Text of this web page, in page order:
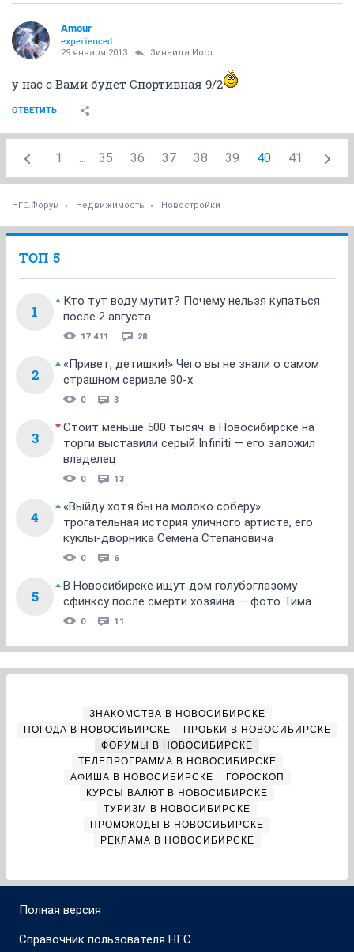
Аmоur
experienced
29 января 2013 Зинаида Иост
у нас с Вами будет Спортивная 9/2
ОТВЕТИТЬ
1 ... 35 36 37 38 39 40 41
НГС.Форум Недвижимость Новостройки
ТОП 5
1
Кто тут воду мутит? Почему нельзя купаться
после 2 августа
17 411 28
2
«Привет, детишки!» Чего вы не знали о самом
страшном сериале 90-х
0 3
3
Стоит меньше 500 тысяч: в Новосибирске на
торги выставили серый Infiniti — его заложил
владелец
0 13
4
«Выйду хотя бы на молоко соберу»:
трогательная история уличного артиста, его
куклы-дворника Семена Степановича
0 6
5
В Новосибирске ищут дом голубоглазому
сфинксу после смерти хозяина — фото Тима
0 11
ЗНАКОМСТВА В НОВОСИБИРСКЕ
ПОГОДА В НОВОСИБИРСКЕ
ПРОБКИ В НОВОСИБИРСКЕ
ФОРУМЫ В НОВОСИБИРСКЕ
ТЕЛЕПРОГРАММА В НОВОСИБИРСКЕ
АФИША В НОВОСИБИРСКЕ
ГОРОСКОП
КУРСЫ ВАЛЮТ В НОВОСИБИРСКЕ
ТУРИЗМ В НОВОСИБИРСКЕ
ПРОМОКОДЫ В НОВОСИБИРСКЕ
РЕКЛАМА В НОВОСИБИРСКЕ
Полная версия
Справочник пользователя НГС